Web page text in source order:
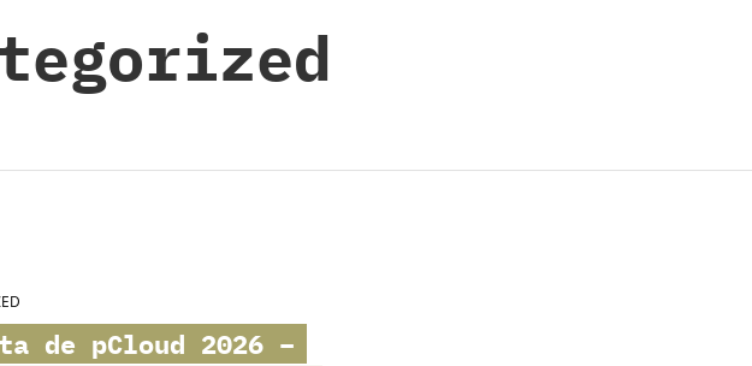
de pCloud 2026 –